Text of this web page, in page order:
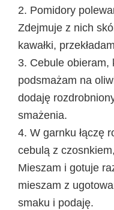
2. Pomidory
Zdejmuje z nich
kawałki,
3. Cebule obieram,
podsmażam na
dodaję
smażenia.
4. W garnku łączę
cebulą z
Mieszam i gotuje
mieszam z
smaku i podaję.